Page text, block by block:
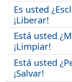
Es usted
¡Liberar!
Está usted
¡Limpiar!
Está usted
¡Salvar!